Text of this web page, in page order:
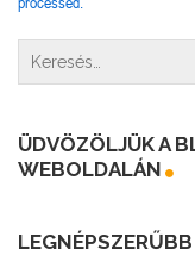
ÜDVÖZÖLJÜK A
WEBOLDALÁN